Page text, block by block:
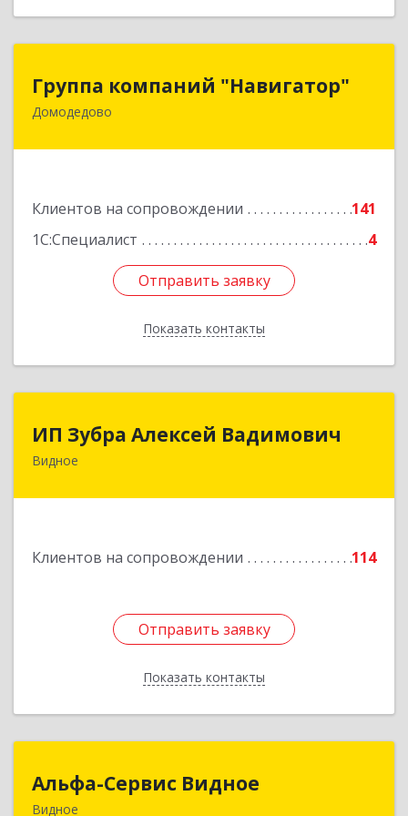
Группа компаний "Навигатор"
Домодедово
Клиентов на сопровождении
141
1С:Специалист
4
Отправить заявку
Показать контакты
Группа компаний "Навигатор"
142001, Московская обл, Домодедово г,
Отправить заявку
Назад
ИП Зубра Алексей Вадимович
Видное
Клиентов на сопровождении 114
Отправить заявку
Показать контакты
ИП Зубра Алексей Вадимович
Отправить заявку
Назад
Альфа-Сервис Видное
Видное